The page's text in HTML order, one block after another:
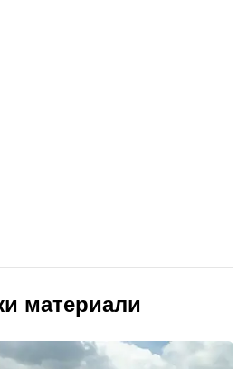
материали